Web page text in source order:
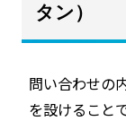
タン）
問い合わせの
を設けること